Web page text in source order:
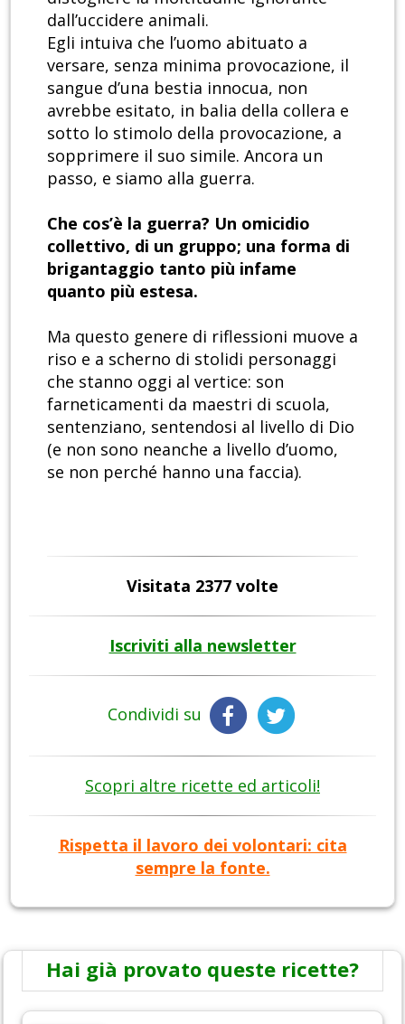
dall’uccidere animali.
Egli intuiva che l’uomo abituato a
versare, senza minima provocazione, il
sangue d’una bestia innocua, non
avrebbe esitato, in balia della collera e
sotto lo stimolo della provocazione, a
sopprimere il suo simile. Ancora un
passo, e siamo alla guerra.
Che cos’è la guerra? Un omicidio
collettivo, di un gruppo; una forma di
brigantaggio tanto più infame
quanto più estesa.
Ma questo genere di riflessioni muove a
riso e a scherno di stolidi personaggi
che stanno oggi al vertice: son
farneticamenti da maestri di scuola,
sentenziano, sentendosi al livello di Dio
(e non sono neanche a livello d’uomo,
se non perché hanno una faccia).
Visitata 2377 volte
Iscriviti alla newsletter
Condividi su
Scopri altre ricette ed articoli!
Rispetta il lavoro dei volontari: cita
sempre la fonte.
Hai già provato queste ricette?